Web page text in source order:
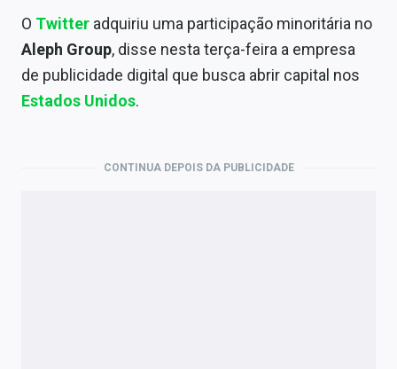
Mercados
Economia
Empresas
O Twitter adquiriu uma participação minoritária no
Aleph Group, disse nesta terça-feira a empresa
de publicidade digital que busca abrir capital nos
Estados Unidos.
CONTINUA DEPOIS DA PUBLICIDADE